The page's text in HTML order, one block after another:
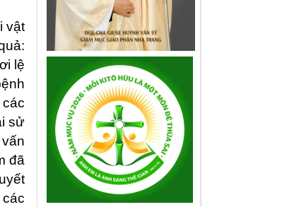
vật
lệ
sử
vấn
đã